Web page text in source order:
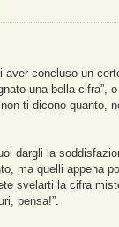
aver concluso un
una bella cifra”,
ti dicono quanto,
dargli la
ma quelli appena
svelarti la cifra
pensa!”.